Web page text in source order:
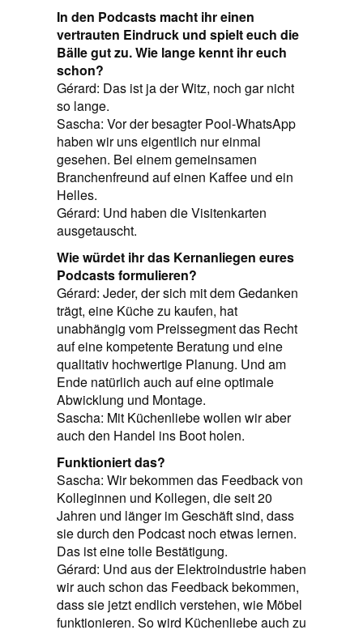
In den Podcasts macht ihr einen
vertrauten Eindruck und spielt euch die
Bälle gut zu. Wie lange kennt ihr euch
schon?
Gérard: Das ist ja der Witz, noch gar nicht
so lange.
Sascha: Vor der besagter Pool-WhatsApp
haben wir uns eigentlich nur einmal
gesehen. Bei einem gemeinsamen
Branchenfreund auf einen Kaffee und ein
Helles.
Gérard: Und haben die Visitenkarten
ausgetauscht.
Wie würdet ihr das Kernanliegen eures
Podcasts formulieren?
Gérard: Jeder, der sich mit dem Gedanken
trägt, eine Küche zu kaufen, hat
unabhängig vom Preissegment das Recht
auf eine kompetente Beratung und eine
qualitativ hochwertige Planung. Und am
Ende natürlich auch auf eine optimale
Abwicklung und Montage.
Sascha: Mit Küchenliebe wollen wir aber
auch den Handel ins Boot holen.
Funktioniert das?
Sascha: Wir bekommen das Feedback von
Kolleginnen und Kollegen, die seit 20
Jahren und länger im Geschäft sind, dass
sie durch den Podcast noch etwas lernen.
Das ist eine tolle Bestätigung.
Gérard: Und aus der Elektroindustrie haben
wir auch schon das Feedback bekommen,
dass sie jetzt endlich verstehen, wie Möbel
funktionieren. So wird Küchenliebe auch zu